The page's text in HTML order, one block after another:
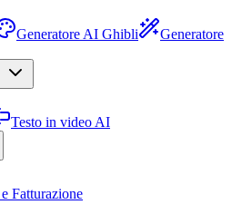
Generatore AI Ghibli
Generatore
Testo in video AI
Fatturazione